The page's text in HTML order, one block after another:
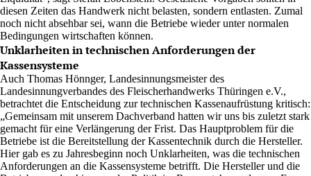
diesen Zeiten das Handwerk nicht belasten, sondern entlasten. Zumal
noch nicht absehbar sei, wann die Betriebe wieder unter normalen
Bedingungen wirtschaften können.
Unklarheiten in technischen Anforderungen der
Kassensysteme
Auch Thomas Hönnger, Landesinnungsmeister des
Landesinnungverbandes des Fleischerhandwerks Thüringen e.V.,
betrachtet die Entscheidung zur technischen Kassenaufrüstung kritisch:
„Gemeinsam mit unserem Dachverband hatten wir uns bis zuletzt stark
gemacht für eine Verlängerung der Frist. Das Hauptproblem für die
Betriebe ist die Bereitstellung der Kassentechnik durch die Hersteller.
Hier gab es zu Jahresbeginn noch Unklarheiten, was die technischen
Anforderungen an die Kassensysteme betrifft. Die Hersteller und die